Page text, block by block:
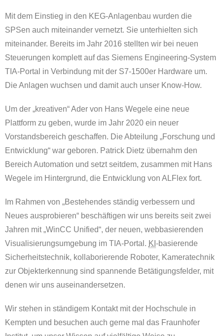
Mit dem Einstieg in den KEG-Anlagenbau wurden die
SPSen auch miteinander vernetzt. Sie unterhielten sich
miteinander. Bereits im Jahr 2016 stellten wir bei neuen
Steuerungen komplett auf das Siemens Engineering-System
TIA-Portal in Verbindung mit der S7-1500er Hardware um.
Die Anlagen wuchsen und damit auch unser Know-How.
Um der „kreativen“ Ader von Hans Wegele eine neue
Plattform zu geben, wurde im Jahr 2020 ein neuer
Vorstandsbereich geschaffen. Die Abteilung „Forschung und
Entwicklung“ war geboren. Patrick Dietz übernahm den
Bereich Automation und setzt seitdem, zusammen mit Hans
Wegele im Hintergrund, die Entwicklung von ALFlex fort.
Im Rahmen von „Bestehendes ständig verbessern und
Neues ausprobieren“ beschäftigen wir uns bereits seit zwei
Jahren mit „WinCC Unified“, der neuen, webbasierenden
Visualisierungsumgebung im TIA-Portal. KI -basierende
Sicherheitstechnik, kollaborierende Roboter, Kameratechnik
zur Objekterkennung sind spannende Betätigungsfelder, mit
denen wir uns auseinandersetzen.
Wir stehen in ständigem Kontakt mit der Hochschule in
Kempten und besuchen auch gerne mal das Fraunhofer